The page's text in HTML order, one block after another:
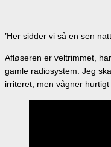
’Her sidder vi så en sen
Afløseren er veltrimmet,
gamle radiosystem. Jeg
irriteret, men vågner